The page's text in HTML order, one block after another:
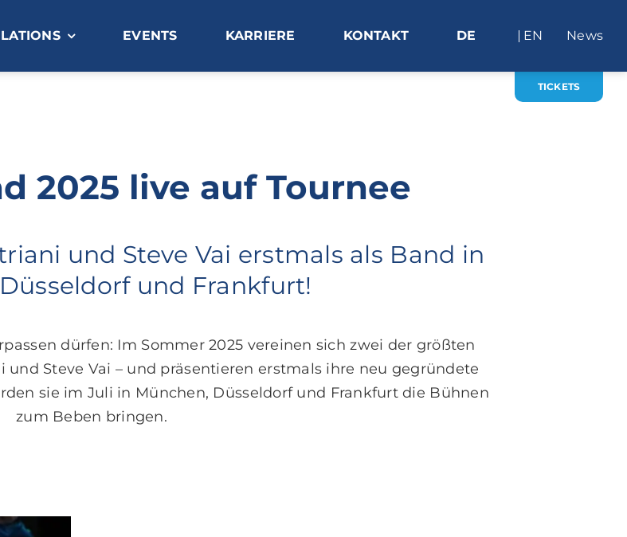
EVENTS KARRIERE KONTAKT News
DE EN
TICKETS
2025 live auf Tournee
und Steve Vai erstmals als Band in
und Frankfurt!
dürfen: Im Sommer 2025 vereinen sich zwei der größten
und Steve Vai – und präsentieren erstmals ihre neu gegründete
sie im Juli in München, Düsseldorf und Frankfurt die Bühnen
zum Beben bringen.